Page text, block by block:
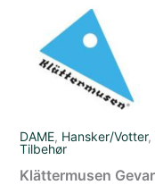
DAME, Hansker/Votter,
Tilbehør
Klättermusen